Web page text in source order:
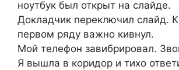
ноутбук был открыт на слайде.
Докладчик переключил слайд.
первом ряду важно кивнул.
Мой телефон завибрировал.
Я вышла в коридор и тихо